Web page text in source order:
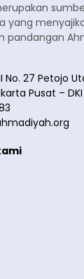
yang
pandangan
No. 27 Petojo
Pusat – DKI